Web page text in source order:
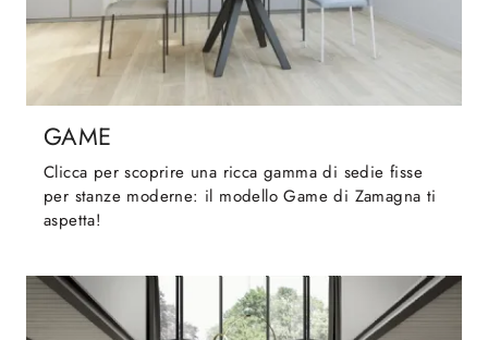
GAME
Clicca per scoprire una ricca gamma di sedie fisse
per stanze moderne: il modello Game di Zamagna ti
aspetta!